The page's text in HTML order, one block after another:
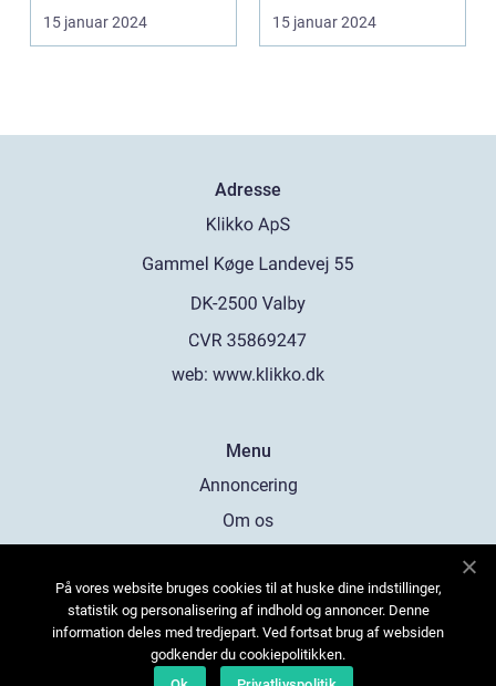
skønhed Asien er en
kontinent med e...
15 januar 2024 15 januar 2024
Adresse
web: www.klikko.dk
Menu
Annoncering
Om os
Kontakt os
Sitemap
På vores website bruges cookies til at huske dine indstillinger,
statistik og personalisering af indhold og annoncer. Denne
information deles med tredjepart. Ved fortsat brug af websiden
godkender du cookiepolitikken.